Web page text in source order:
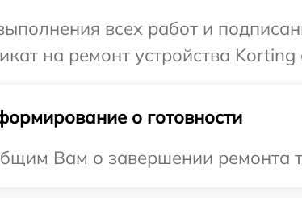
всех работ и
на ремонт устройства
о готовности
Вам о завершении ремонта